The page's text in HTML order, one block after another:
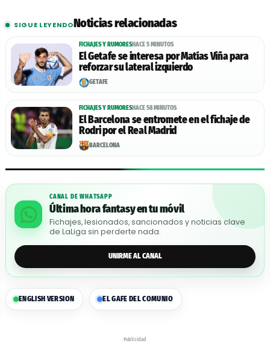
SIGUE LEYENDONoticias relacionadas
FICHAJES Y RUMORESHACE 5 MINUTOS
El Getafe se interesa por Matías Viña para
reforzar su lateral izquierdo
GETAFE
FICHAJES Y RUMORESHACE 58 MINUTOS
El Barcelona se entromete en el fichaje de
Rodri por el Real Madrid
BARCELONA
CANAL DE WHATSAPP
Última hora fantasy en tu móvil
Fichajes, lesionados, sancionados y noticias clave
de LaLiga sin perderte nada.
UNIRME AL CANAL
ENGLISH VERSION EL GAFE DEL COMUNIO
Publicidad